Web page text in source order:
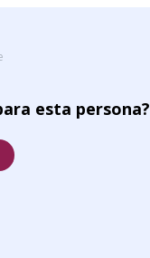
esta persona?